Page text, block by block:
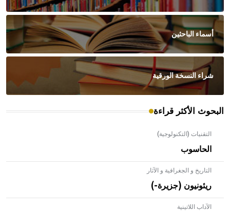
أسماء الباحثين
شراء النسخة الورقية
البحوث الأكثر قراءة
التقنيات (التكنولوجية)
الحاسوب
التاريخ و الجغرافية و الآثار
ريئونيون (جزيرة-)
الآداب اللاتينية